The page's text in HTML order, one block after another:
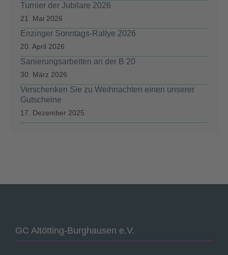
Turnier der Jubilare 2026
21. Mai 2026
Enzinger Sonntags-Rallye 2026
20. April 2026
Sanierungsarbeiten an der B 20
30. März 2026
Verschenken Sie zu Weihnachten einen unserer
Gutscheine
17. Dezember 2025
GC Altötting-Burghausen e.V.